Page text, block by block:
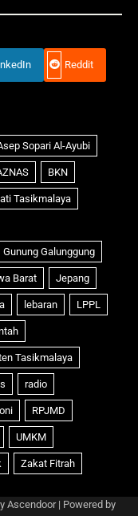
Reddit
Ascendoor| Powered by